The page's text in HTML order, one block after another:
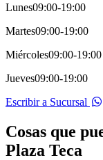
Lunes09:00-19:00
Martes09:00-19:00
Miércoles09:00-19:00
Jueves09:00-19:00
Escribir a Sucursal
Cosas que
Plaza Teca